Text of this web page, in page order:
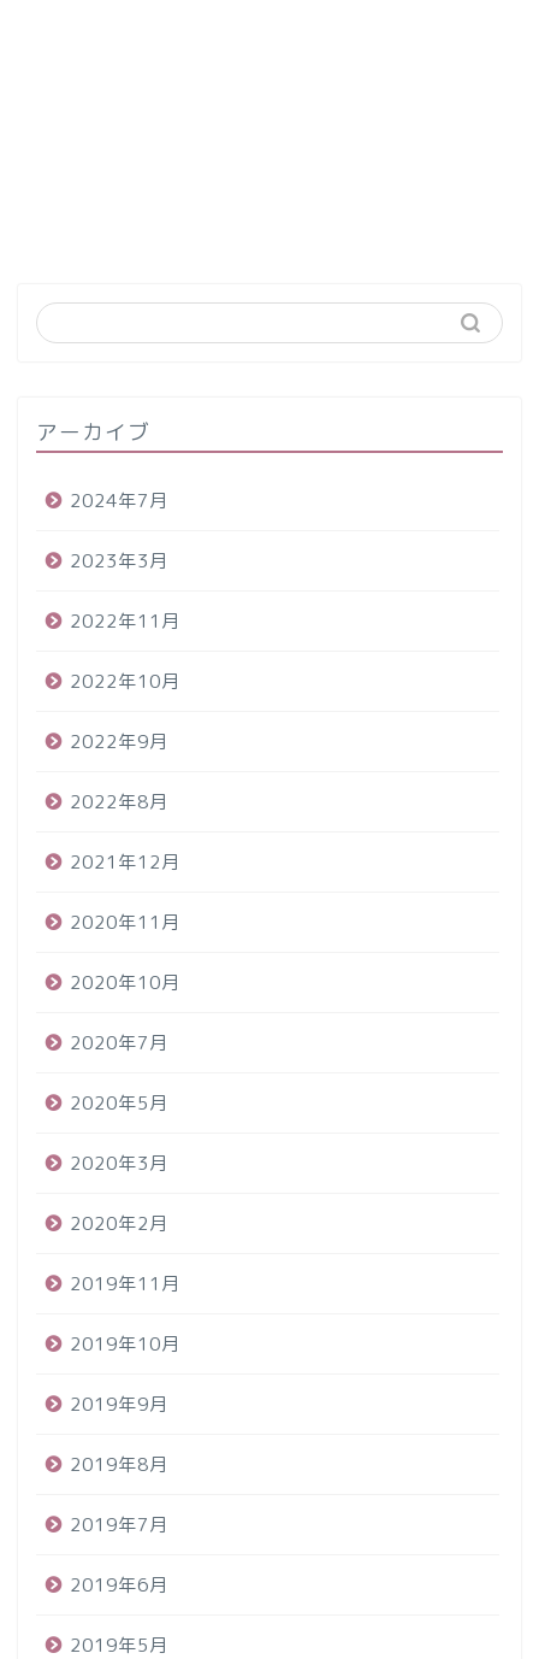
アーカイブ
2024年7月
2023年3月
2022年11月
2022年10月
2022年9月
2022年8月
2021年12月
2020年11月
2020年10月
2020年7月
2020年5月
2020年3月
2020年2月
2019年11月
2019年10月
2019年9月
2019年8月
2019年7月
2019年6月
2019年5月